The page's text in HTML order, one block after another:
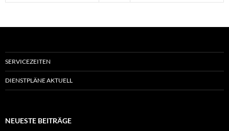
SERVICEZEITEN
DIENSTPLÄNE AKTUELL
NEUESTE BEITRÄGE